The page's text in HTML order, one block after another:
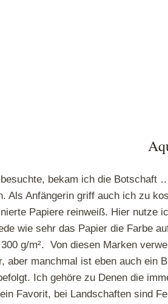
bekam ich die
Als Anfängerin griff auch ich zu
Papiere reinweiß. Hier nutze
wie sehr das Papier die Farbe
g/m². Von diesen Marken
aber manchmal ist eben auch
Ich gehöre zu Denen die
Favorit, bei Landschaften sind